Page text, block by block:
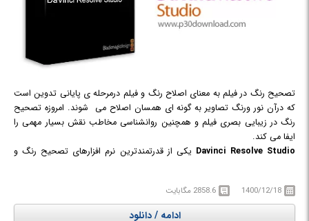
تصحیح رنگ در فیلم به معنای اصلاح رنگ و فیلم درمرحله ی پایانی تدوین است
که درآن نور ورنگ تصاویر به گونه ای همسان اصلاح می شوند. امروزه تصحیح
رنگ در زیبایی بصری فیلم و همچنین روانشناسی مخاطب نقش بسیار مهمی را
ایفا می کند.
Davinci Resolve Studio یکی از قدرتمندترین نرم افزارهای تصحیح رنگ و
اصلاح رنگ (Color Correction) قرار داده است. با استفاده از این نرم افزار حرفه
ای، هزاران قابلیت و امکانات ویژه فقط و فقط برای اصلاح رنگ، در اختیار خواهید
1400/12/18 2858.6 مگابایت
ادامه / دانلود